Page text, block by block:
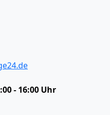
- 16:00 Uhr